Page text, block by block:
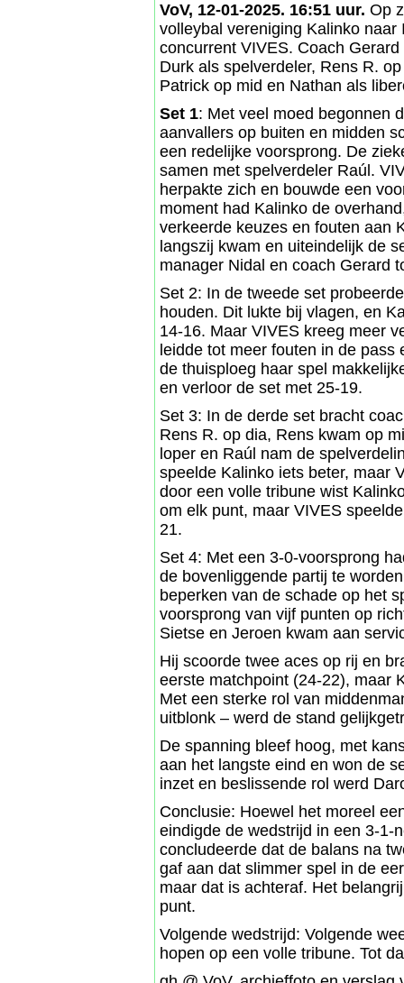
VoV, 12-01-2025. 16:51 uur. Op
volleybal vereniging Kalinko
concurrent VIVES. Coach
Durk als spelverdeler, Rens R.
Patrick op mid en Nathan als
Set 1: Met veel moed begonnen
aanvallers op buiten en midden
een redelijke voorsprong. De
samen met spelverdeler Raúl.
herpakte zich en bouwde een
moment had Kalinko de
verkeerde keuzes en fouten aan
langszij kwam en uiteindelijk de
manager Nidal en coach Gerard
Set 2: In de tweede set
houden. Dit lukte bij vlagen, en
14-16. Maar VIVES kreeg meer
leidde tot meer fouten in de
de thuisploeg haar spel
en verloor de set met 25-19.
Set 3: In de derde set bracht
Rens R. op dia, Rens kwam op
loper en Raúl nam de
speelde Kalinko iets beter, maar
door een volle tribune wist
om elk punt, maar VIVES
21.
Set 4: Met een 3-0-voorsprong
de bovenliggende partij te
beperken van de schade op het
voorsprong van vijf punten op
Sietse en Jeroen kwam aan
Hij scoorde twee aces op rij en
eerste matchpoint (24-22), maar
Met een sterke rol van
uitblonk – werd de stand
De spanning bleef hoog, met
aan het langste eind en won de
inzet en beslissende rol werd
Conclusie: Hoewel het moreel
eindigde de wedstrijd in een 3-1-
concludeerde dat de balans na
gaf aan dat slimmer spel in de
maar dat is achteraf. Het
punt.
Volgende wedstrijd: Volgende
hopen op een volle tribune. Tot